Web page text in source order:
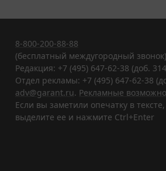
8-800-200-88-88
(бесплатный междугородный звонок)
Редакция: +7 (495) 647-62-38 (доб.
Отдел рекламы: +7 (495) 647-62-38
adv@garant.ru. Рекламные
Если вы заметили опечатку в тексте,
выделите ее и нажмите Ctrl+Enter